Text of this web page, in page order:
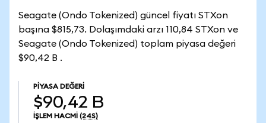
Seagate (Ondo Tokenized) güncel fiyatı STXon
başına $815,73. Dolaşımdaki arzı 110,84 STXon ve
Seagate (Ondo Tokenized) toplam piyasa değeri
$90,42 B .
PIYASA DEĞERI
$90,42 B
İŞLEM HACMI (24S)